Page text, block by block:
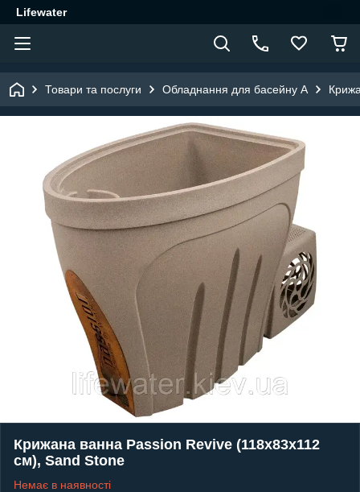
Lifewater
Товари та послуги Обладнання для басейну A
Крижана ванна Passion Revive (118x83x112
см), Sand Stone
Немає в наявності